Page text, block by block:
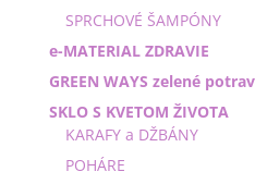
SPRCHOVÉ ŠAMPÓNY
e-MATERIAL ZDRAVIE
GREEN WAYS zelené
SKLO S KVETOM ŽIVOTA
KARAFY a DŽBÁNY
POHÁRE